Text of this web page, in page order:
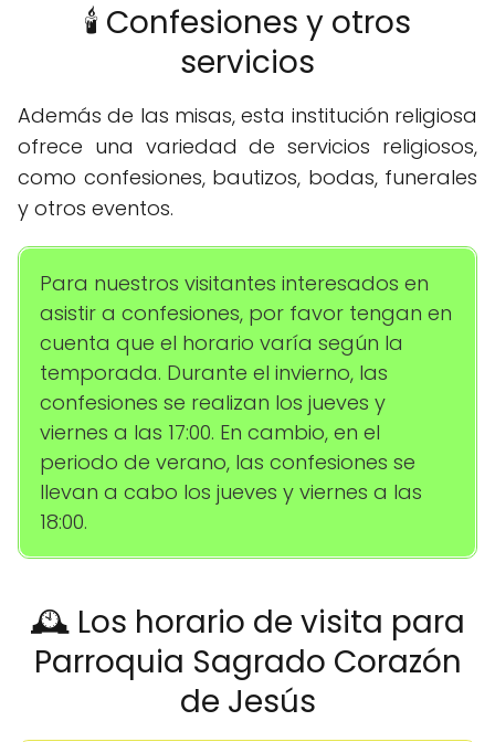
🕯️ Confesiones y otros
servicios
Además de las misas, esta institución religiosa
ofrece una variedad de servicios religiosos,
como confesiones, bautizos, bodas, funerales
y otros eventos.
Para nuestros visitantes interesados en
asistir a confesiones, por favor tengan en
cuenta que el horario varía según la
temporada. Durante el invierno, las
confesiones se realizan los jueves y
viernes a las 17:00. En cambio, en el
periodo de verano, las confesiones se
llevan a cabo los jueves y viernes a las
18:00.
🕰️ Los horario de visita para
Parroquia Sagrado Corazón
de Jesús